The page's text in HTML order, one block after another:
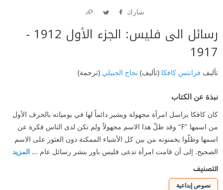
شارك
رسائل الى فليس: الجزء الأول 1912 -
1917
تأليف فرانتس كافكا (تأليف) نجاح الجبيلي (ترجمة)
نبذة عن الكتاب
كان كافكا يراسل امرأة مجهولة ويشير دائماً لها في يومياته بالحرف الأول
من اسمها "F" وقد ظلّ هذا الاسم مجهولاً ولم تكن لدى الناس فكرة عن
اسمها وظلّوا يخمنونه من بين كل الأشياء الممكنة دون العثور على الاسم
الصحيح. إلى أن قامت امرأة تدعى فليس باور بنشر رسائل عام ... المزيد
التصنيف
نصوص إبداعية